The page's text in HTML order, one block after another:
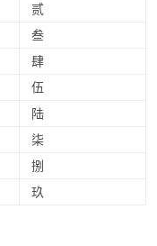
贰
叁
肆
伍
陆
柒
捌
玖